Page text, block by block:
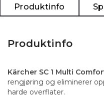
Produktinfo
Produktinfo
Kärcher SC 1 Multi
rengjøring og eliminerer
harde overflater.